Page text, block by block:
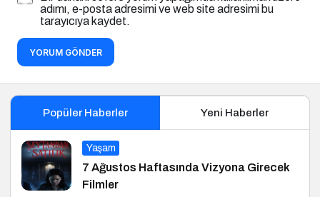
adımı, e-posta adresimi ve web site adresimi bu
tarayıcıya kaydet.
YORUM GÖNDER
Popüler Haberler Yeni Haberler
Yaşam
7 Ağustos Haftasında Vizyona Girecek
Filmler